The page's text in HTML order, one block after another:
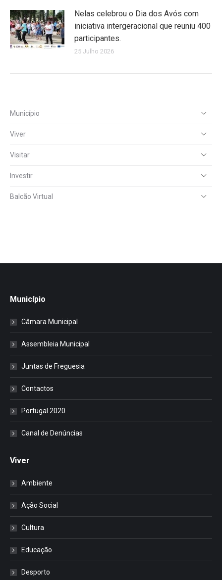
Nelas celebrou o Dia dos Avós com
iniciativa intergeracional que reuniu 400
participantes.
25 Julho 2026
Município
Viver
Visitar
Investir
Balcão Virtual
Município
Câmara Municipal
Assembleia Municipal
Juntas de Freguesia
Contactos
Portugal 2020
Canal de Denúncias
Viver
Ambiente
Ação Social
Cultura
Educação
Desporto